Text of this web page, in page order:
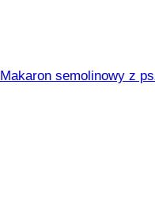
Makaron semolinowy z